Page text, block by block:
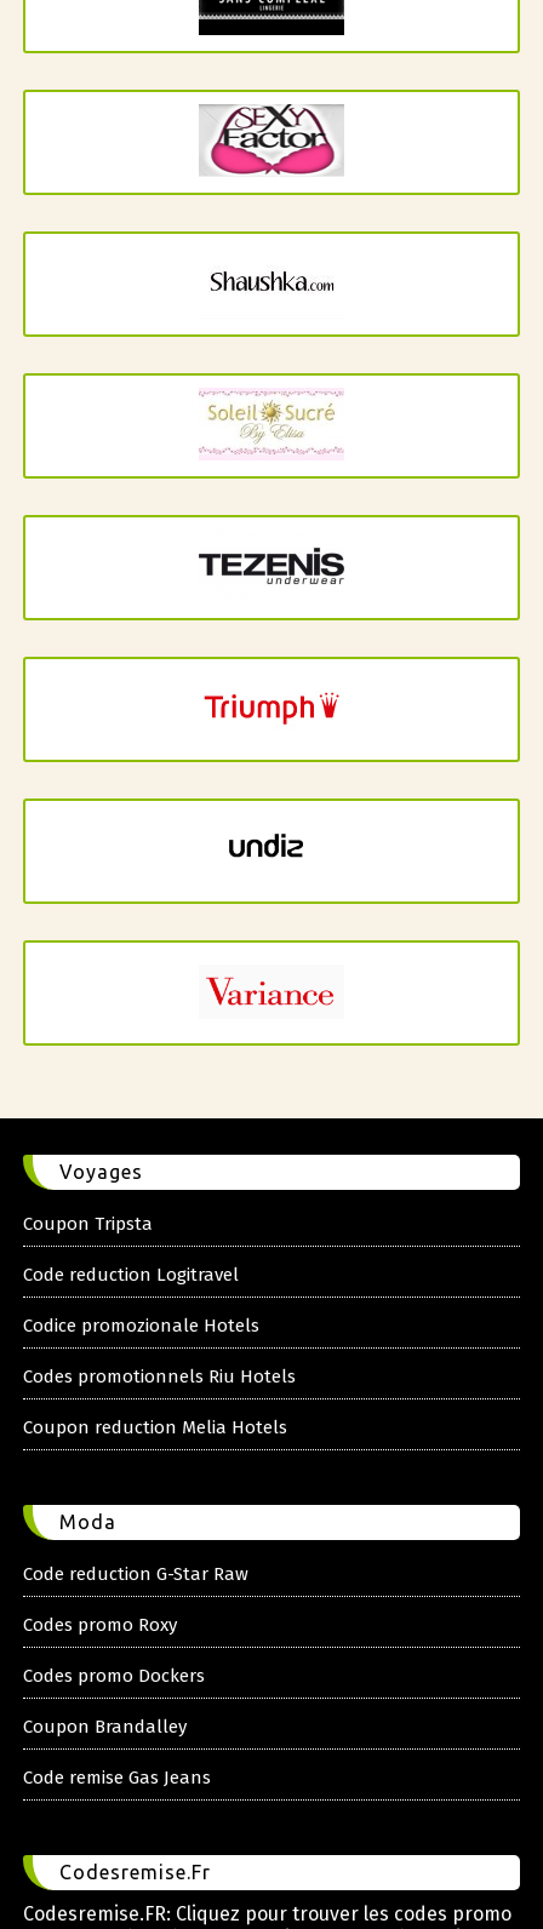
Voyages
Coupon Tripsta
Code reduction Logitravel
Codice promozionale Hotels
Codes promotionnels Riu Hotels
Coupon reduction Melia Hotels
Moda
Code reduction G-Star Raw
Codes promo Roxy
Codes promo Dockers
Coupon Brandalley
Code remise Gas Jeans
Codesremise.Fr
Codesremise.FR: Cliquez pour trouver les codes promo